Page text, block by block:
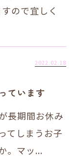
ので宜しく
2022.02.18
ています
長期間お休み
てしまうお子
。マッ...